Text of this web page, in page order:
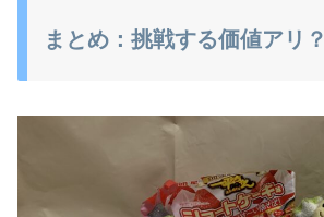
まとめ：挑戦する価値アリ？